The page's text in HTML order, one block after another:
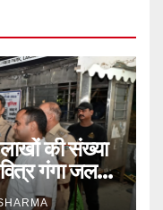
की संख्या
गंगा जल